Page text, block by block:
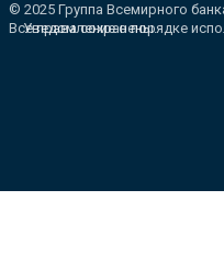
© 2025 Группа Всемирного
Все права сохранены.
Уведомление о порядке